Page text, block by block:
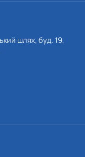
шлях, буд. 19,